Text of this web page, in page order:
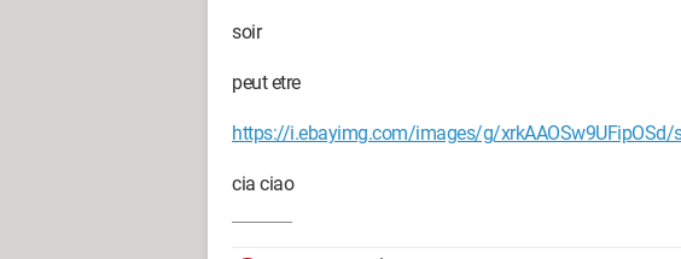
soir
peut etre
https://i.ebayimg.com/images/g/xrkAAOSw9UFipOSd/
cia ciao